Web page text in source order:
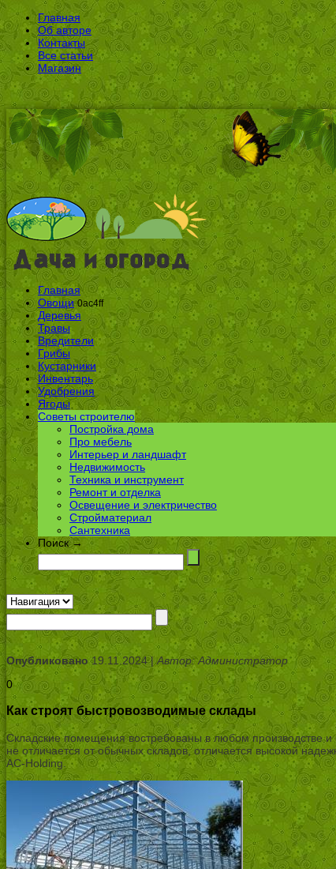
Главная
Об авторе
Контакты
Все статьи
Магазин
Главная
Овощи 0ac4ff
Деревья
Травы
Вредители
Грибы
Кустарники
Инвентарь
Удобрения
Ягоды
Советы строителю
Постройка дома
Про мебель
Интерьер и ландшафт
Недвижимость
Техника и инструмент
Ремонт и отделка
Освещение и электричество
Стройматериал
Сантехника
Поиск →
Опубликовано19.11.2024 |Автор: Администратор
0
Как строят быстровозводимые склады
Складские помещения востребованы в любом производстве
не отличается от обычных складов, отличается высокой
AC-Holding.